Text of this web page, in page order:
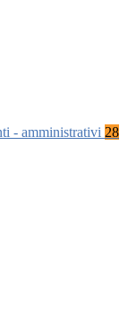
- amministrativi 28